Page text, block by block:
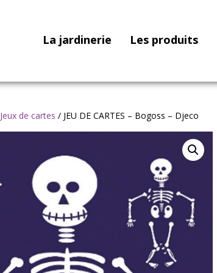
La jardinerie Les produits
Jeux de cartes / JEU DE CARTES – Bogoss – Djeco